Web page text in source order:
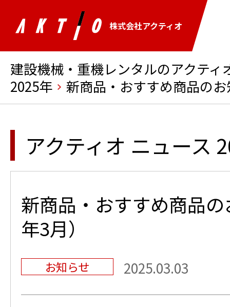
株式会社アクティオ
建設機械・重機レンタルのアクティ
2025年
新商品・おすすめ商品の
アクティオ ニュース
新商品・おすすめ商品
年3月）
お知らせ 2025.03.03